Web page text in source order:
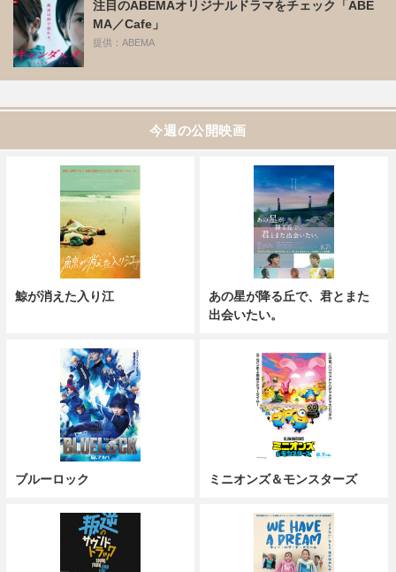
注目のABEMAオリジナルドラマをチェック「ABE
MA／Cafe」
提供：ABEMA
今週の公開映画
鯨が消えた入り江
あの星が降る丘で、君とまた
出会いたい。
ブルーロック ミニオンズ＆モンスターズ